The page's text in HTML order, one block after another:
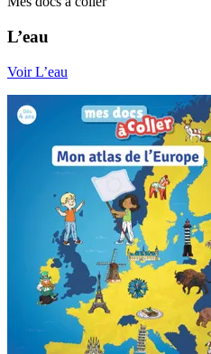
L’eau
Voir L’eau